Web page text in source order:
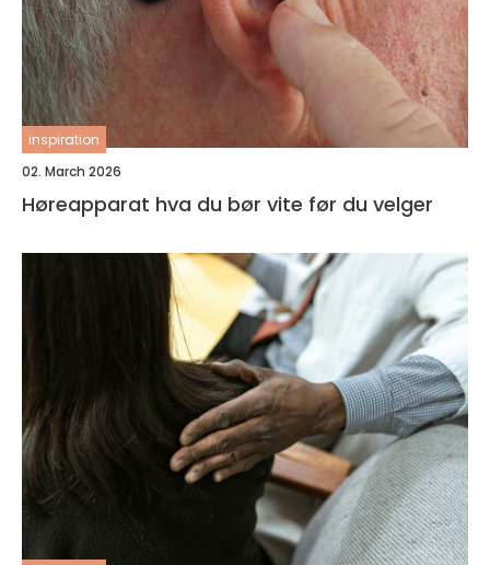
inspiration
02. March 2026
Høreapparat hva du bør vite før du velger